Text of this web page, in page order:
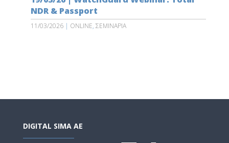
NDR & Passport
11/03/2026| ONLINE, ΣΕΜΙΝΑΡΙΑ
DIGITAL SIMA AE